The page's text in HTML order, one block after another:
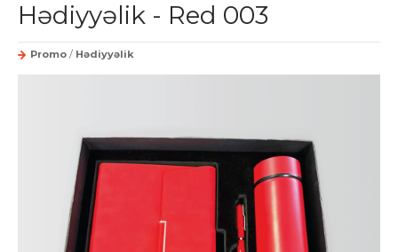
Hədiyyəlik - Red 003
Promo / Hədiyyəlik